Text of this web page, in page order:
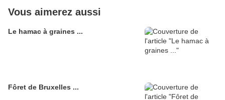
Vous aimerez aussi
Le hamac à graines ...
Fôret de Bruxelles ...